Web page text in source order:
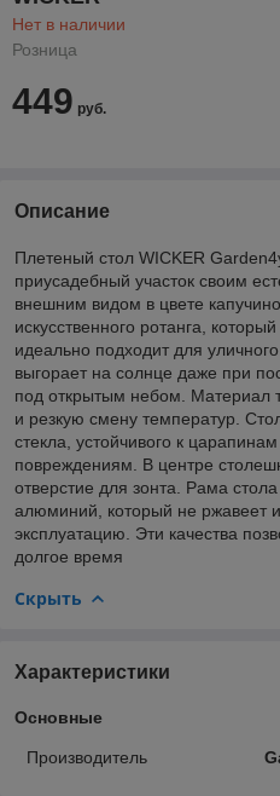
Нет в наличии
Розница
449 руб.
Описание
Плетеный стол WICKER
приусадебный участок своим
внешним видом в цвете
искусственного ротанга,
идеально подходит для
выгорает на солнце даже при
под открытым небом. Материал
и резкую смену температур.
стекла, устойчивого к
повреждениям. В центре
отверстие для зонта. Рама
алюминий, который не ржавеет
эксплуатацию. Эти качества
долгое время
Скрыть
Характеристики
Основные
Производитель